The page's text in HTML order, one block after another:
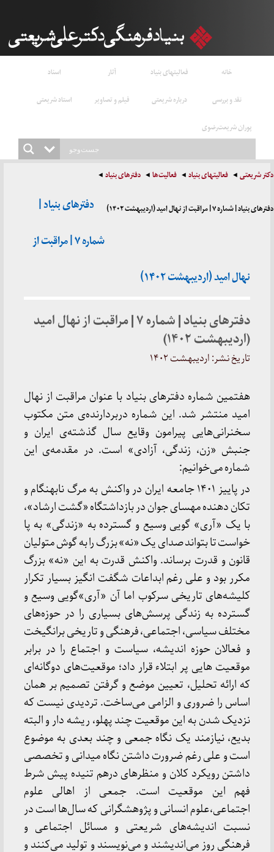
خانه فعالیتهای بنیاد آثار
اسناد
نقد و بررسی
درباره شریعتی فیلم و تصاویر
استاد شریعتی
پوران شریعت‌رضوی
دکتر شریعتی فعالیتهای بنیاد فعالیت‌ها دفترهای بنیاد
دفترهای بنیاد | شماره ۷ | مراقبت از نهال امید (اردیبهشت ۱۴۰۲)
دفترهای بنیاد |
شماره ۷ | مراقبت از
نهال امید (اردیبهشت ۱۴۰۲)
دفترهای بنیاد | شماره ۷ | مراقبت از نهال امید
(اردیبهشت ۱۴۰۲)
تاریخ نشر: اردیبهشت ۱۴۰۲
هفتمین شماره دفترهای بنیاد با عنوان مراقبت از نهال
امید منتشر شد. این شماره دربردارنده‌ی متن مکتوب
سخنرانی‌هایی پیرامون وقایع سال گذشته‌ی ایران و
جنبش «زن، زندگی، آزادی» است. در مقدمه‌ی این
شماره می‌خوانیم:
در پاییز ۱۴۰۱ جامعه ایران در واکنش به مرگ نابهنگام و
تکان دهنده مهسای جوان در بازداشتگاه «گشت ارشاد»،
با یک «آری» گویی وسیع و گسترده به «زندگی» به پا
خواست تا بتواند صدای یک «نه» بزرگ را به گوش متولیان
قانون و قدرت برساند. واکنش قدرت به این «نه» بزرگ
مکرر بود و علی رغم ابداعات شگفت انگیز بسیار تکرار
کلیشه‌های تاریخی سرکوب اما آن «آری»گویی وسیع و
گسترده به زندگی پرسش‌های بسیاری را در حوزه‌های
مختلف سیاسی، اجتماعی، فرهنگی و تاریخی برانگیخت
و فعالان حوزه اندیشه، سیاست و اجتماع را در برابر
موقعیت هایی پر ابتلاء قرار داد؛ موقعیت‌های دوگانه‌ای
که ارائه تحلیل، تعیین موضع و گرفتن تصمیم بر همان
اساس را ضروری و الزامی می‌ساخت. تردیدی نیست که
نزدیک شدن به این موقعیت چند پهلو، ریشه دار و البته
بدیع، نیازمند یک نگاه جمعی و چند بعدی به موضوع
است و علی رغم ضرورت داشتن نگاه میدانی و تخصصی
داشتن رویکرد کلان و منظرهای درهم تنیده پیش شرط
فهم این موقعیت است. جمعی از اهالی علوم
اجتماعی،علوم انسانی و پژوهشگرانی که سال‌ها است در
نسبت اندیشه‌های شریعتی و مسائل اجتماعی و
فرهنگی روز می‌اندیشند و می‌نویسند و تولید می‌کنند و